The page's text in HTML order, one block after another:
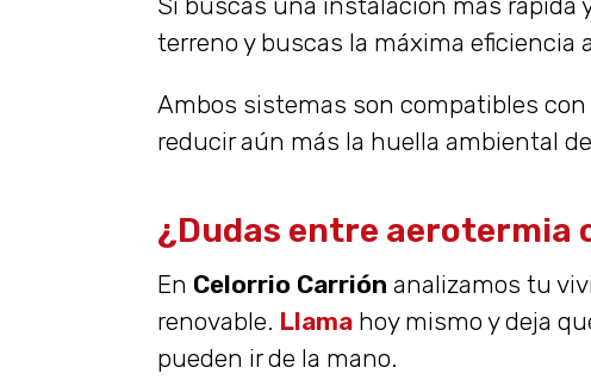
terreno y buscas la máxima eficiencia
Ambos sistemas son compatibles
reducir aún más la huella ambiental
¿Dudas entre aerotermia
En Celorrio Carrión analizamos tu
renovable. Llama hoy mismo y deja
pueden ir de la mano.